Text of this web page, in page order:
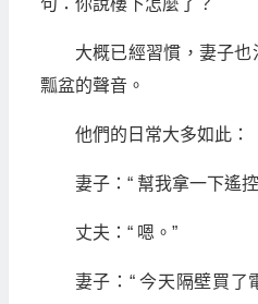
句：你說樓下怎麼了？
大概已經習慣，妻子
瓢盆的聲音。
他們的日常大多如此：
妻子：“ 幫我拿一下遙
丈夫：“ 嗯。”
妻子：“ 今天隔壁買了